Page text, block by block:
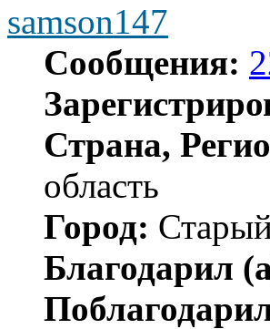
samson147
Сообщения:
Страна,
область
Город:
Благодарил